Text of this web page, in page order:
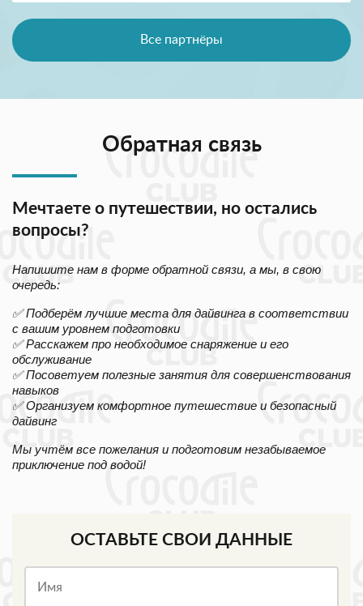
Все партнёры
Обратная связь
Мечтаете о путешествии, но остались
вопросы?
Напишите нам в форме обратной связи, а мы, в свою
очередь:
✅ Подберём лучшие места для дайвинга в соответствии
с вашим уровнем подготовки
✅ Расскажем про необходимое снаряжение и его
обслуживание
✅ Посоветуем полезные занятия для совершенствования
навыков
✅ Организуем комфортное путешествие и безопасный
дайвинг
Мы учтём все пожелания и подготовим незабываемое
приключение под водой!
ОСТАВЬТЕ СВОИ ДАННЫЕ
Имя